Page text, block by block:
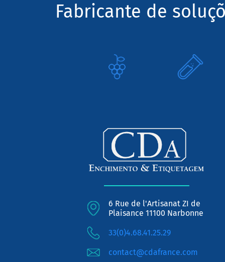
Fabricante de
6 Rue de l'Artisanat ZI de
Plaisance 11100 Narbonne
33(0)4.68.41.25.29
contact@cdafrance.com